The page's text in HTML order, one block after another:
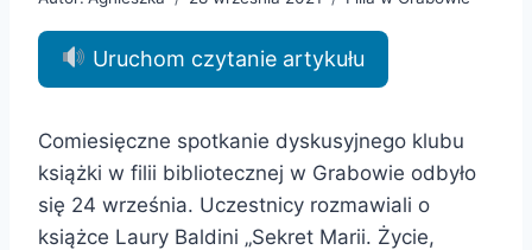
Uruchom czytanie artykułu
Comiesięczne spotkanie dyskusyjnego klubu
książki w filii bibliotecznej w Grabowie odbyło
się 24 września. Uczestnicy rozmawiali o
książce Laury Baldini „Sekret Marii. Życie,